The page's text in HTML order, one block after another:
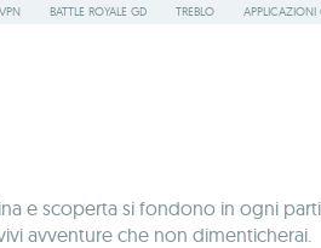
BATTLE ROYALE GD TREBLO APPLICAZIONI
e scoperta si fondono in ogni
avventure che non dimenticherai.